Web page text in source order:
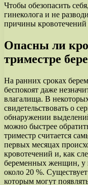
Чтобы обезопасить
гинеколога и не
причины кровотечений
Опасны ли
триместре
На ранних сроках
беспокоят даже
влагалища. В
свидетельствовать о
обнаружении
можно быстрее
триместр считается
первых месяцах
кровотечений и, как
беременных женщин, у
около 20 %.
которым могут